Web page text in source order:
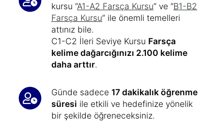
kursu “A1-A2 Farsça Kursu” ve “B1-B2
Farsça Kursu” ile önemli temelleri
attınız bile.
C1-C2 İleri Seviye Kursu Farsça
kelime dağarcığınızı 2.100 kelime
daha arttır.
Günde sadece 17 dakikalık öğrenme
süresi ile etkili ve hedefinize yönelik
bir şekilde öğreneceksiniz.